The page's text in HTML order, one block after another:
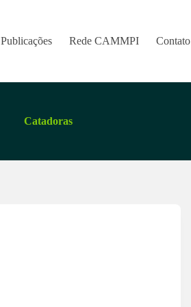
Publicações Rede CAMMPI Contato
Catadoras